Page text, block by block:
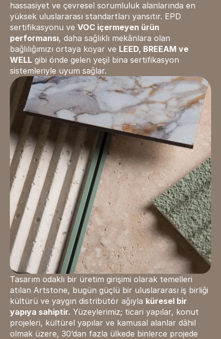
hassasiyet ve çevresel sorumluluk alanlarında en
yüksek uluslararası standartları yansıtır. EPD
sertifikasyonu ve VOC içermeyen ürün
performansı, daha sağlıklı mekânlara olan
bağlılığımızı ortaya koyar ve LEED, BREEAM ve
WELL gibi önde gelen yeşil bina sertifikasyon
sistemleriyle uyum sağlar.
Tasarım odaklı bir üretim girişimi olarak temelleri
atılan Artstone, bugün güçlü bir uluslararası iş birliği
kültürü ve yaygın distribütör ağıyla küresel bir
yapıya sahiptir. Yüzeylerimiz; ticari yapılar, konut
projeleri, kültürel yapılar ve kamusal alanlar dâhil
olmak üzere, 30’dan fazla ülkede binlerce projede